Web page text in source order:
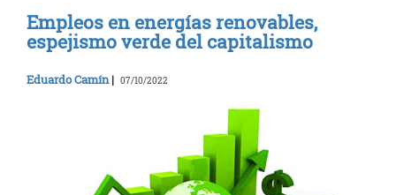
Empleos en energías renovables,
espejismo verde del capitalismo
Eduardo Camín| 07/10/2022